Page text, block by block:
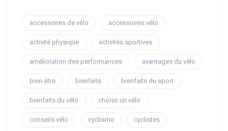
accessoires de vélo accessoires vélo
activité physique activités sportives
amélioration des performances avantages du vélo
bien-être bienfaits bienfaits du sport
bienfaits du vélo choisir un vélo
conseils vélo cyclisme cyclistes